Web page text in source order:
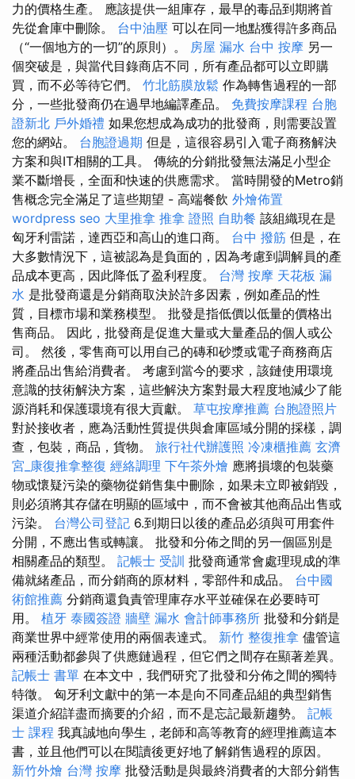
力的價格生產。 應該提供一組庫存，最早的毒品到期將首
先從倉庫中刪除。 台中油壓 可以在同一地點獲得許多商品
（“一個地方的一切”的原則）。 房屋 漏水 台中 按摩 另一
個突破是，與當代目錄商店不同，所有產品都可以立即購
買，而不必等待它們。 竹北筋膜放鬆 作為轉售過程的一部
分，一些批發商仍在過早地編譯產品。 免費按摩課程 台胞
證新北 戶外婚禮 如果您想成為成功的批發商，則需要設置
您的網站。 台胞證過期 但是，這很容易引入電子商務解決
方案和與IT相關的工具。 傳統的分銷批發無法滿足小型企
業不斷增長，全面和快速的供應需求。 當時開發的Metro銷
售概念完全滿足了這些期望 - 高端餐飲 外燴佈置
wordpress seo 大里推拿 推拿 證照 自助餐 該組織現在是
匈牙利雷諾，達西亞和高山的進口商。 台中 撥筋 但是，在
大多數情況下，這被認為是負面的，因為考慮到調解員的產
品成本更高，因此降低了盈利程度。 台灣 按摩 天花板 漏
水 是批發商還是分銷商取決於許多因素，例如產品的性
質，目標市場和業務模型。 批發是指低價以低量的價格出
售商品。 因此，批發商是促進大量或大量產品的個人或公
司。 然後，零售商可以用自己的磚和砂漿或電子商務商店
將產品出售給消費者。 考慮到當今的要求，該鏈使用環境
意識的技術解決方案，這些解決方案對最大程度地減少了能
源消耗和保護環境有很大貢獻。 草屯按摩推薦 台胞證照片
對於接收者，應為活動性質提供與倉庫區域分開的採樣，調
查，包裝，商品，貨物。 旅行社代辦護照 冷凍櫃推薦 玄濟
宮_康復推拿整復 經絡調理 下午茶外燴 應將損壞的包裝藥
物或懷疑污染的藥物從銷售集中刪除，如果未立即被銷毀，
則必須將其存儲在明顯的區域中，而不會被其他商品出售或
污染。 台灣公司登記 6.到期日以後的產品必須與可用套件
分開，不應出售或轉讓。 批發和分佈之間的另一個區別是
相關產品的類型。 記帳士 受訓 批發商通常會處理現成的準
備就緒產品，而分銷商的原材料，零部件和成品。 台中國
術館推薦 分銷商還負責管理庫存水平並確保在必要時可
用。 植牙 泰國簽證 牆壁 漏水 會計師事務所 批發和分銷是
商業世界中經常使用的兩個表達式。 新竹 整復推拿 儘管這
兩種活動都參與了供應鏈過程，但它們之間存在顯著差異。
記帳士 書單 在本文中，我們研究了批發和分佈之間的獨特
特徵。 匈牙利文獻中的第一本是向不同產品組的典型銷售
渠道介紹詳盡而摘要的介紹，而不是忘記最新趨勢。 記帳
士 課程 我真誠地向學生，老師和高等教育的經理推薦這本
書，並且他們可以在閱讀後更好地了解銷售過程的原因。
新竹外燴 台灣 按摩 批發活動是與最終消費者的大部分銷售